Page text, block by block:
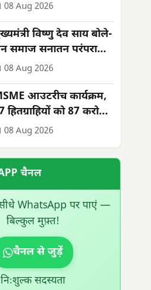
08 Aug 2026
विष्णु देव साय बोले-
समाज सनातन परंपराओं
सामाजिक समरसता का
आधार
08 Aug 2026
आउटरीच कार्यक्रम,
हितग्राहियों को 87 करोड़
ऋण स्वीकृत; तरणजीत
08 Aug 2026
चैनल
WhatsApp पर पाएं —
बिल्कुल मुफ़्त!
चैनल से जुड़ें
निःशुल्क सदस्यता